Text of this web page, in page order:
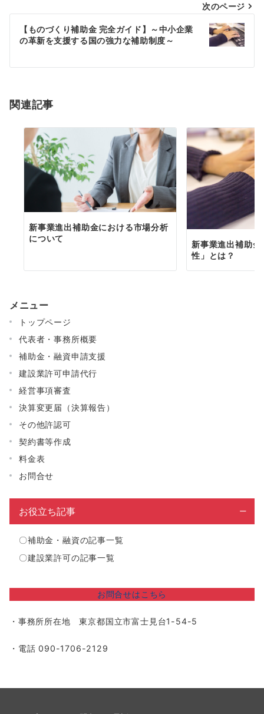
ビ
シ
ン
次のページ
【ものづくり補助金 完全ガイド】～中小企業
の革新を支援する国の強力な補助制度～
関連記事
新事業進出補助金における市場分析
について
新事業進出補助
性」とは？
メニュー
トップページ
代表者・事務所概要
補助金・融資申請支援
建設業許可申請代行
経営事項審査
決算変更届（決算報告）
その他許認可
契約書等作成
料金表
お問合せ
お役立ち記事
〇補助金・融資の記事一覧
〇建設業許可の記事一覧
お問合せはこちら
・事務所所在地 東京都国立市富士見台1-54-5
・電話 090-1706-2129